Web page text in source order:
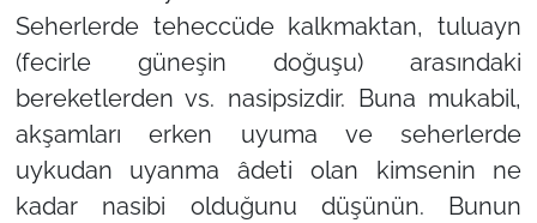
Seherlerde teheccüde kalkmaktan, tuluayn
(fecirle güneşin doğuşu) arasındaki
bereketlerden vs. nasipsizdir. Buna mukabil,
akşamları erken uyuma ve seherlerde
uykudan uyanma âdeti olan kimsenin ne
kadar nasibi olduğunu düşünün. Bunun